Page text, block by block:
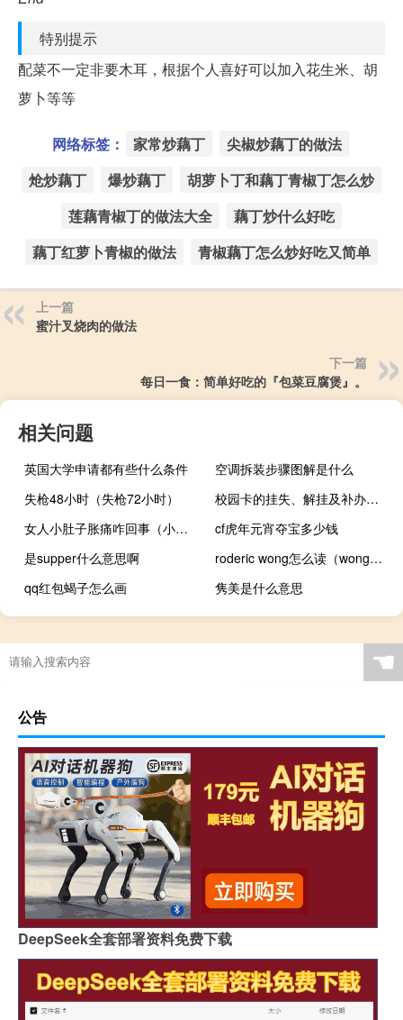
特别提示
配菜不一定非要木耳，根据个人喜好可以加入花生米、胡
萝卜等等
网络标签： 家常炒藕丁
尖椒炒藕丁的做法
炝炒藕丁
爆炒藕丁
胡萝卜丁和藕丁青椒丁怎么炒
莲藕青椒丁的做法大全
藕丁炒什么好吃
藕丁红萝卜青椒的做法
青椒藕丁怎么炒好吃又简单
上一篇
蜜汁叉烧肉的做法
下一篇
每日一食：简单好吃的『包菜豆腐煲』。
相关问题
英国大学申请都有些什么条件
空调拆装步骤图解是什么
失枪48小时（失枪72小时）
校园卡的挂失、解挂及补办方法
女人小肚子胀痛咋回事（小肚子胀痛咋回事）
cf虎年元宵夺宝多少钱
是supper什么意思啊
roderic wong怎么读（wong怎么读）
qq红包蝎子怎么画
隽美是什么意思
☚
公告
DeepSeek全套部署资料免费下载